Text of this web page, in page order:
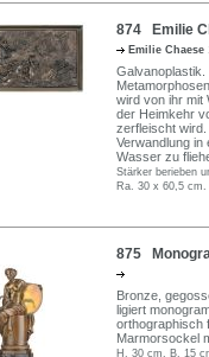
874 Emilie
Emilie Chaese
Galvanoplastik.
wird von ihr mit
der Heimkehr
zerfleischt
Verwandlung
Wasser zu
Stärker berieben
Ra. 30 x 60,5 cm.
875
Bronze,
ligiert
orthographisch
Marmorsockel
H. 30 cm, B. 15